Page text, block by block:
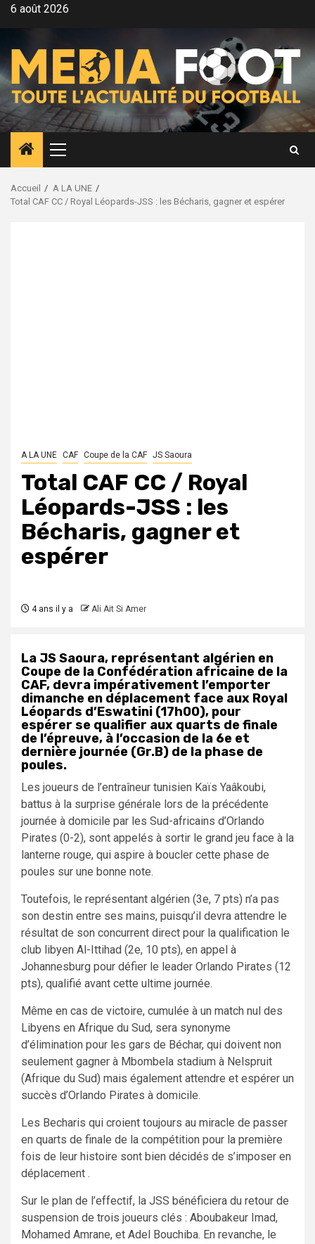
Aller6 août 2026
Menu
principal
Accueil
A LA UNE
Total CAF CC / Royal Léopards-JSS : les Bécharis, gagner et espérer
A LA UNE CAF Coupe de la CAF JS Saoura
Total CAF CC / Royal
Léopards-JSS : les
Bécharis, gagner et
espérer
4 ans il y a Ali Ait Si Amer
La JS Saoura, représentant algérien en
Coupe de la Confédération africaine de la
CAF, devra impérativement l’emporter
dimanche en déplacement face aux Royal
Léopards d’Eswatini (17h00), pour
espérer se qualifier aux quarts de finale
de l’épreuve, à l’occasion de la 6e et
dernière journée (Gr.B) de la phase de
poules.
Les joueurs de l’entraîneur tunisien Kaïs Yaâkoubi,
battus à la surprise générale lors de la précédente
journée à domicile par les Sud-africains d’Orlando
Pirates (0-2), sont appelés à sortir le grand jeu face à la
lanterne rouge, qui aspire à boucler cette phase de
poules sur une bonne note.
Toutefois, le représentant algérien (3e, 7 pts) n’a pas
son destin entre ses mains, puisqu’il devra attendre le
résultat de son concurrent direct pour la qualification le
club libyen Al-Ittihad (2e, 10 pts), en appel à
Johannesburg pour défier le leader Orlando Pirates (12
pts), qualifié avant cette ultime journée.
Même en cas de victoire, cumulée à un match nul des
Libyens en Afrique du Sud, sera synonyme
d’élimination pour les gars de Béchar, qui doivent non
seulement gagner à Mbombela stadium à Nelspruit
(Afrique du Sud) mais également attendre et espérer un
succès d’Orlando Pirates à domicile.
Les Becharis qui croient toujours au miracle de passer
en quarts de finale de la compétition pour la première
fois de leur histoire sont bien décidés de s’imposer en
déplacement .
Sur le plan de l’effectif, la JSS bénéficiera du retour de
suspension de trois joueurs clés : Aboubakeur Imad,
Mohamed Amrane, et Adel Bouchiba. En revanche, le